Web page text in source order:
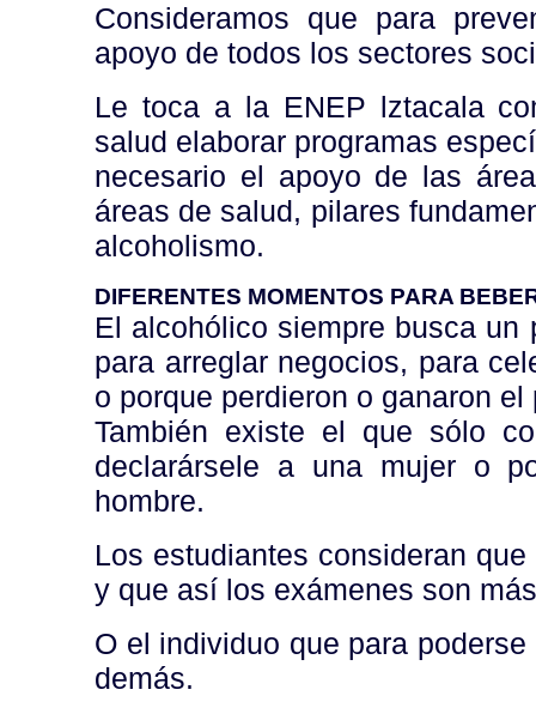
Consideramos que para
apoyo de todos los sectores
Le toca a la ENEP lztacala
salud elaborar programas
necesario el apoyo de las
áreas de salud, pilares
alcoholismo.
DIFERENTES MOMENTOS PARA
El alcohólico siempre busca un
para arreglar negocios, para
o porque perdieron o ganaron
También existe el que sólo
declarársele a una mujer o
hombre.
Los estudiantes consideran
y que así los exámenes son
O el individuo que para
demás.